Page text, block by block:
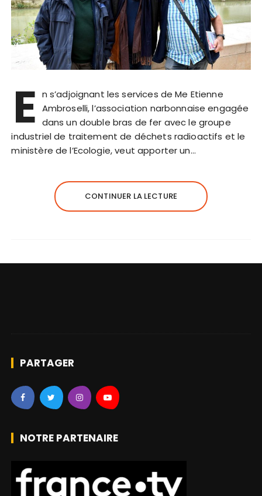
E n s’adjoignant les services de Me Etienne
Ambroselli, l’association narbonnaise engagée
dans un double bras de fer avec le groupe
industriel de traitement de déchets radioactifs et le
ministère de l’Ecologie, veut apporter un…
CONTINUER LA LECTURE
PARTAGER
NOTRE PARTENAIRE